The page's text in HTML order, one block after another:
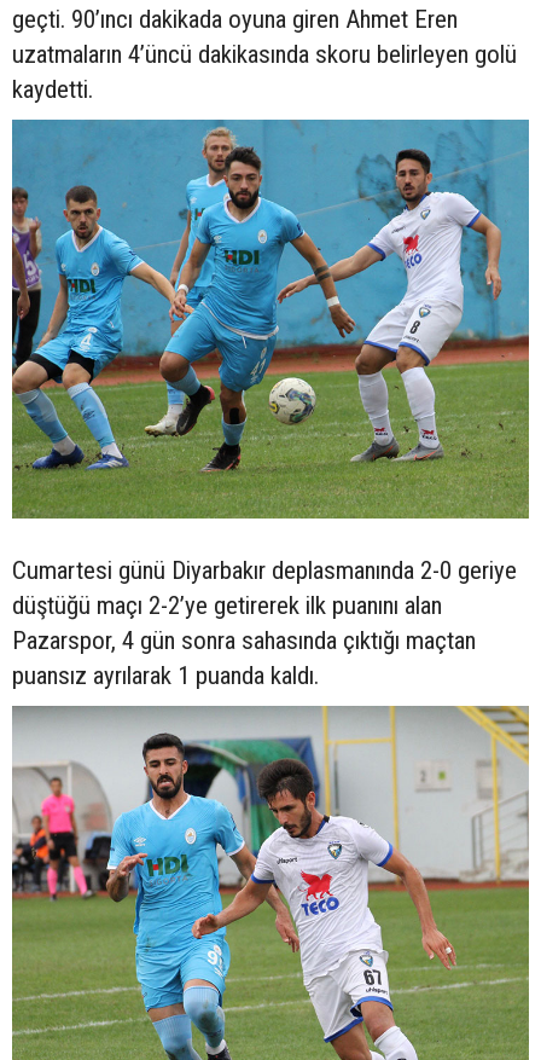
geçti. 90’ıncı dakikada oyuna giren Ahmet Eren
uzatmaların 4’üncü dakikasında skoru belirleyen golü
kaydetti.
Cumartesi günü Diyarbakır deplasmanında 2-0 geriye
düştüğü maçı 2-2’ye getirerek ilk puanını alan
Pazarspor, 4 gün sonra sahasında çıktığı maçtan
puansız ayrılarak 1 puanda kaldı.